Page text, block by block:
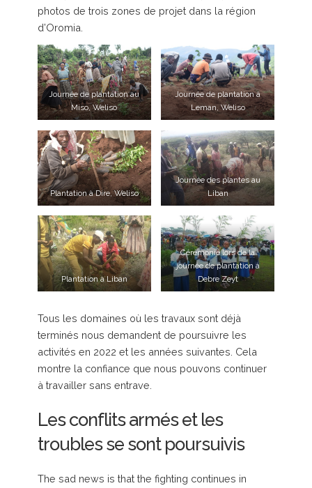
photos de trois zones de projet dans la région
d’Oromia.
Journée de plantation au
Miso, Weliso
Journée de plantation à
Leman, Weliso
Plantation à Dire, Weliso
Journée des plantes au
Liban
Plantation à Liban
Cérémonie lors de la
journée de plantation à
Debre Zeyt
Tous les domaines où les travaux sont déjà
terminés nous demandent de poursuivre les
activités en 2022 et les années suivantes. Cela
montre la confiance que nous pouvons continuer
à travailler sans entrave.
Les conflits armés et les
troubles se sont poursuivis
The sad news is that the fighting continues in